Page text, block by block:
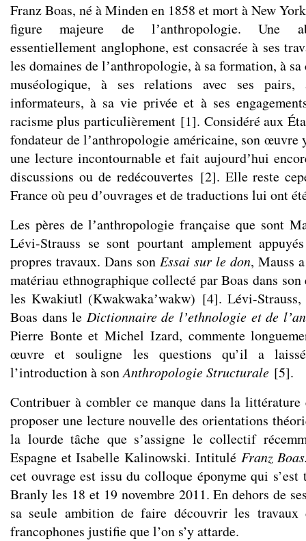
Franz Boas, né à Minden en 1858 et mort à New
figure majeure de lʼanthropologie. Une
essentiellement anglophone, est consacrée à ses
les domaines de lʼanthropologie, à sa formation, à
muséologique, à ses relations avec ses
informateurs, à sa vie privée et à ses
racisme plus particulièrement[1]. Considéré aux
fondateur de lʼanthropologie américaine, son œuvre
une lecture incontournable et fait aujourdʼhui
discussions ou de redécouvertes [2]. Elle reste
France où peu dʼouvrages et de traductions lui ont
Les pères de lʼanthropologie française que sont
Lévi-Strauss se sont pourtant amplement
propres travaux. Dans son Essai sur le don, Mauss
matériau ethnographique collecté par Boas dans
les Kwakiutl (Kwakwakaʼwakw) [4]. Lévi-
Boas dans le Dictionnaire de lʼethnologie et de
Pierre Bonte et Michel Izard, commente
œuvre et souligne les questions qu’il a
l’introduction à sonAnthropologie Structurale [5].
Contribuer à combler ce manque dans la
proposer une lecture nouvelle des orientations
la lourde tâche que sʼassigne le collectif
Espagne et Isabelle Kalinowski. Intitulé Franz
cet ouvrage est issu du colloque éponyme qui s’est
Branly les 18 et 19 novembre 2011. En dehors de
sa seule ambition de faire découvrir les travaux
francophones justifie que l’on s’y attarde.